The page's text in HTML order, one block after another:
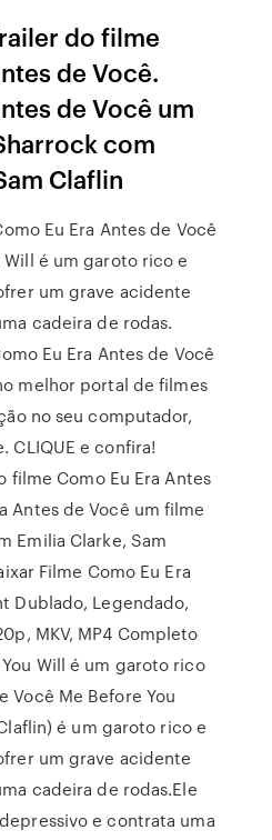
do filme
de Você.
de Você um
com
Claflin
Eu Era Antes de Você
é um garoto rico e
um grave acidente
cadeira de rodas.
Eu Era Antes de Você
melhor portal de filmes
no seu computador,
CLIQUE e confira!
filme Como Eu Era Antes
Antes de Você um filme
Emilia Clarke, Sam
Filme Como Eu Era
Dublado, Legendado,
MKV, MP4 Completo
Will é um garoto rico
Você Me Before You
é um garoto rico e
um grave acidente
cadeira de rodas.Ele
e contrata uma